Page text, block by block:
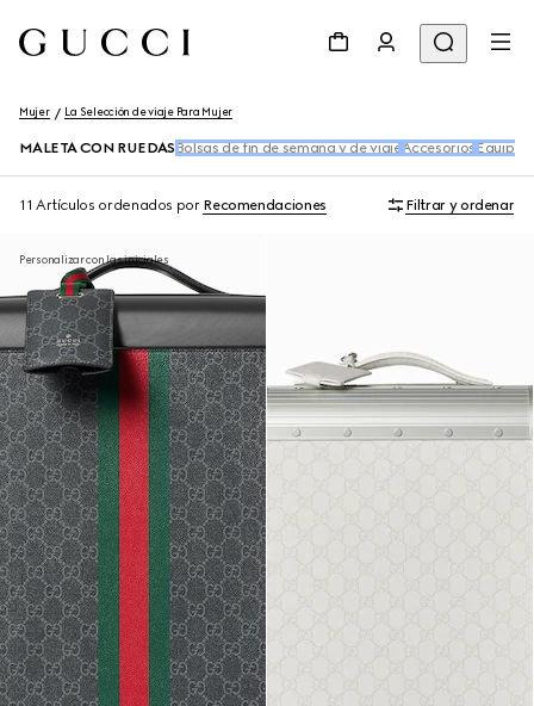
Mujer La Selección de viaje Para Mujer
MALETA CON RUEDAS Bolsas de fin de semana y de viaje Accesorios
11 Artículos ordenados por Recomendaciones Filtrar y ordenar
Personalizar con las iniciales